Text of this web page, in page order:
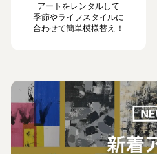
アートをレンタルして
季節やライフスタイルに
合わせて簡単模様替え！